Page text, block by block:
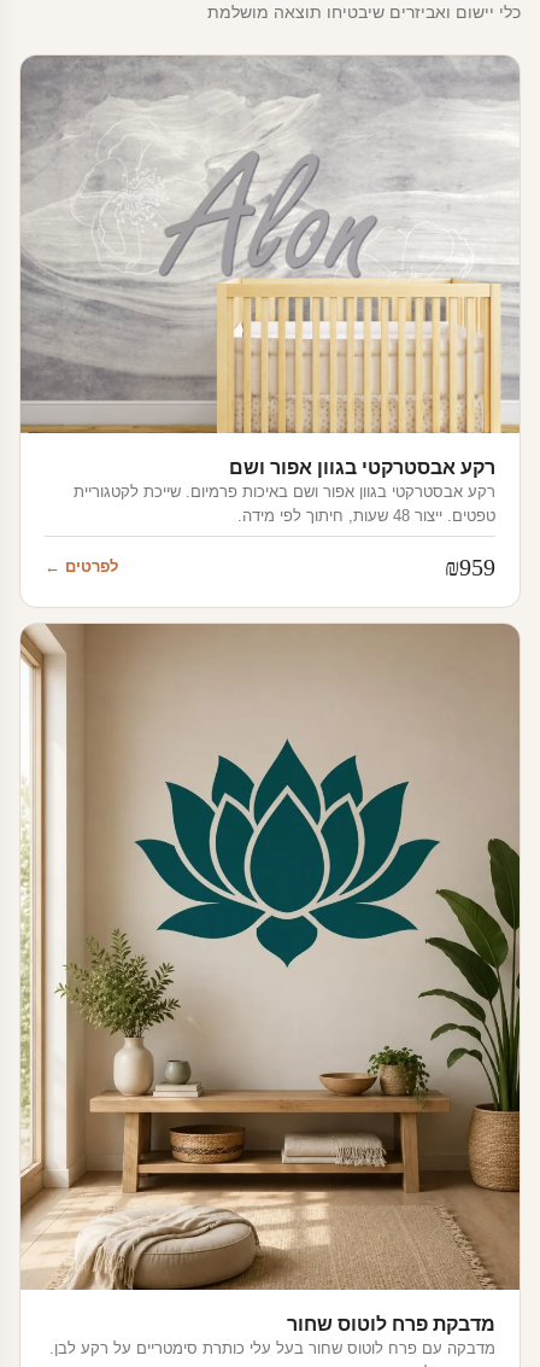
כלי יישום ואביזרים שיבטיחו תוצאה מושלמת
רקע אבסטרקטי בגוון אפור ושם
רקע אבסטרקטי בגוון אפור ושם באיכות פרמיום. שייכת לקטגוריית
טפטים. ייצור 48 שעות, חיתוך לפי מידה.
₪959 לפרטים ←
מדבקת פרח לוטוס שחור
מדבקה עם פרח לוטוס שחור בעל עלי כותרת סימטריים על רקע לבן.